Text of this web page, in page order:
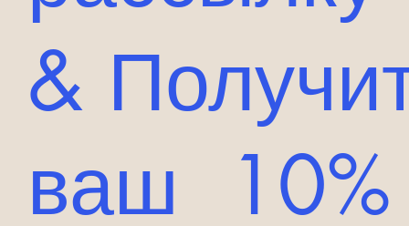
&
ваш 10%